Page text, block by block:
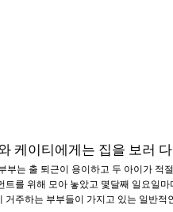
케이티에게는 집을 보러
부는 출 퇴근이 용이하고 두 아이가 적
트를 위해 모아 놓았고 몇달째 일요일
거주하는 부부들이 가지고 있는 일반적